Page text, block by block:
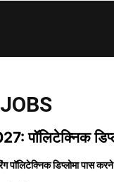
डिप्लोमा पास करने